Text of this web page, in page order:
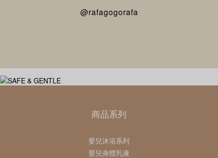
@rafagogorafa
商品系列
嬰兒沐浴系列
嬰兒身體乳液